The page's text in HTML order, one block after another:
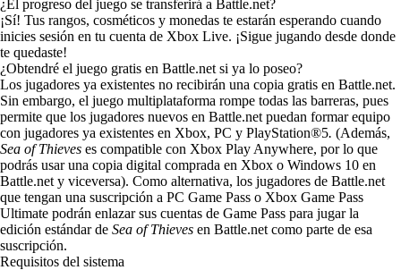
¿El progreso del juego se transferirá a Battle.net?
¡Sí! Tus rangos, cosméticos y monedas te estarán esperando cuando
inicies sesión en tu cuenta de Xbox Live. ¡Sigue jugando desde donde
te quedaste!
¿Obtendré el juego gratis en Battle.net si ya lo poseo?
Los jugadores ya existentes no recibirán una copia gratis en Battle.net.
Sin embargo, el juego multiplataforma rompe todas las barreras, pues
permite que los jugadores nuevos en Battle.net puedan formar equipo
con jugadores ya existentes en Xbox, PC y PlayStation®5. (Además,
Sea of Thieves es compatible con Xbox Play Anywhere, por lo que
podrás usar una copia digital comprada en Xbox o Windows 10 en
Battle.net y viceversa). Como alternativa, los jugadores de Battle.net
que tengan una suscripción a PC Game Pass o Xbox Game Pass
Ultimate podrán enlazar sus cuentas de Game Pass para jugar la
edición estándar de Sea of Thieves en Battle.net como parte de esa
suscripción.
Requisitos del sistema